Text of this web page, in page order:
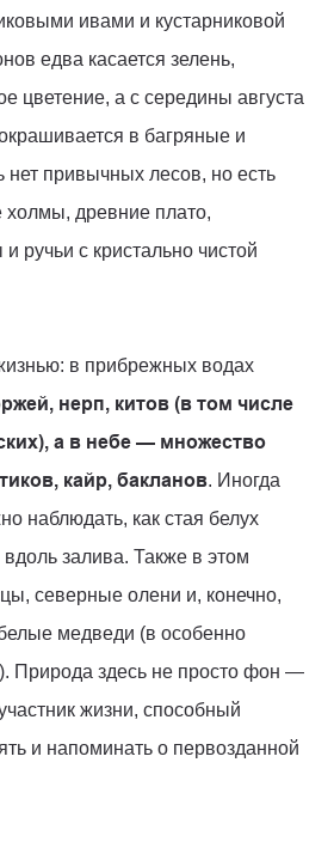
ивами и кустарниковой
едва касается зелень,
цветение, а с середины августа
в багряные и
нет привычных лесов, но есть
холмы, древние плато,
ручьи с кристально чистой
в прибрежных водах
нерп, китов (в том числе
а в небе — множество
кайр, бакланов. Иногда
наблюдать, как стая белух
залива. Также в этом
северные олени и, конечно,
медведи (в особенно
Природа здесь не просто фон —
жизни, способный
и напоминать о первозданной